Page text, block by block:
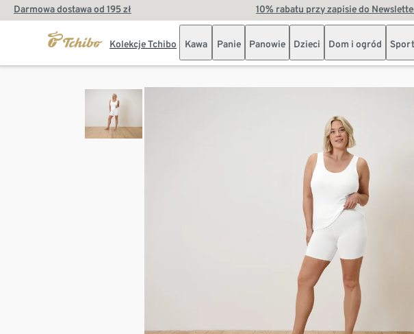
Darmowa dostawa od 195 zł 10% rabatu przy zapisie do
Kolekcje Tchibo Kawa Panie Panowie Dzieci Dom i ogród Sport